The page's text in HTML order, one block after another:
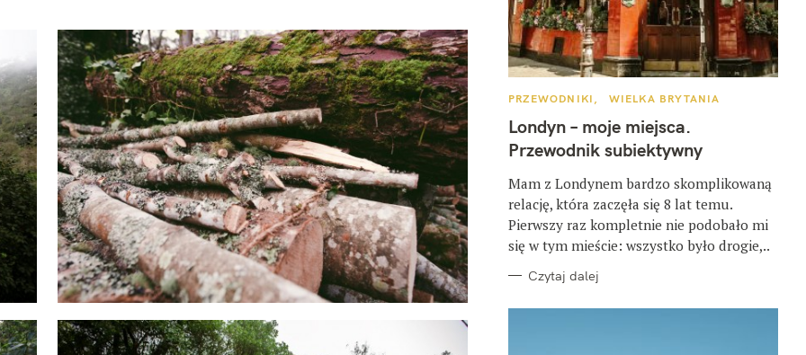
K
T
E
G
O
I
E
PRZEWODNIKI WIELKA BRYTANIA
Londyn – moje miejsca.
Przewodnik subiektywny
Mam z Londynem bardzo skomplikowaną
relację, która zaczęła się 8 lat temu.
Pierwszy raz kompletnie nie podobało mi
się w tym mieście: wszystko było drogie,..
Czytaj dalej